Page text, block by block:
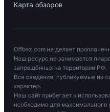
Карта обзоров
Offbez.com не делает
Наш ресурс не занимается
запрещённых на территории РФ.
Все сведения, публикуемые на
характер.
Наш сайт прибегает к
необходимо для максимального